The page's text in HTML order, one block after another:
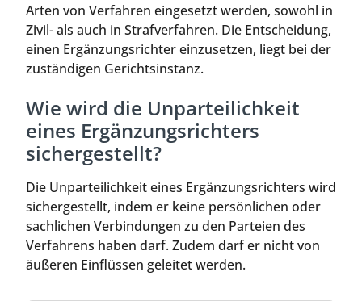
Arten von Verfahren eingesetzt werden, sowohl in
Zivil- als auch in Strafverfahren. Die Entscheidung,
einen Ergänzungsrichter einzusetzen, liegt bei der
zuständigen Gerichtsinstanz.
Wie wird die Unparteilichkeit
eines Ergänzungsrichters
sichergestellt?
Die Unparteilichkeit eines Ergänzungsrichters wird
sichergestellt, indem er keine persönlichen oder
sachlichen Verbindungen zu den Parteien des
Verfahrens haben darf. Zudem darf er nicht von
äußeren Einflüssen geleitet werden.